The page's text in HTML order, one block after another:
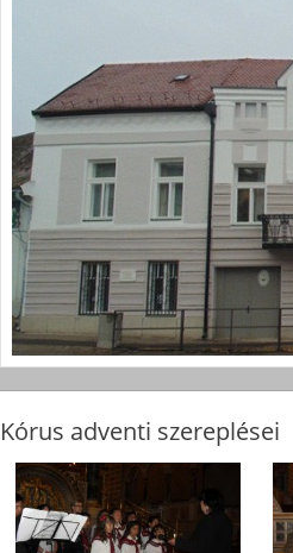
Kórus adventi szereplései